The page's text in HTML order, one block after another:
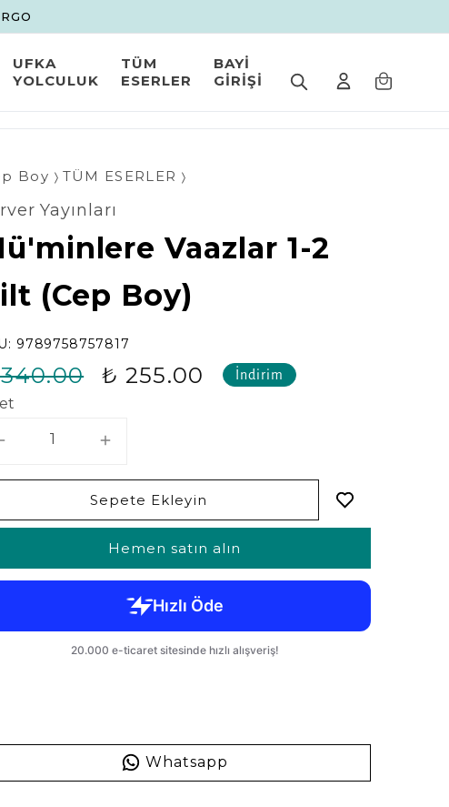
UFKA
YOLCULUK
TÜM
ESERLER
BAYİ
GİRİŞİ
Boy TÜM ESERLER
Yayınları
Vaazlar 1-2
(Cep Boy)
9789758757817
₺ 255.00 İndirim
Sepete Ekleyin
Hemen satın alın
Whatsapp